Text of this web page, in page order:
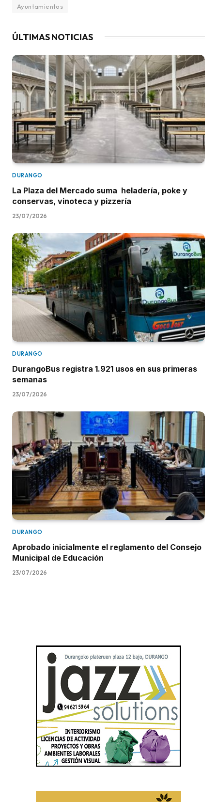
Ayuntamientos
ÚLTIMAS NOTICIAS
DURANGO
La Plaza del Mercado suma heladería, poke y
conservas, vinoteca y pizzería
23/07/2026
DURANGO
DurangoBus registra 1.921 usos en sus primeras
semanas
23/07/2026
DURANGO
Aprobado inicialmente el reglamento del Consejo
Municipal de Educación
23/07/2026